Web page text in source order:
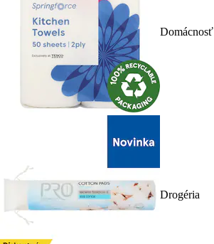
Domácnosť
Drogéria